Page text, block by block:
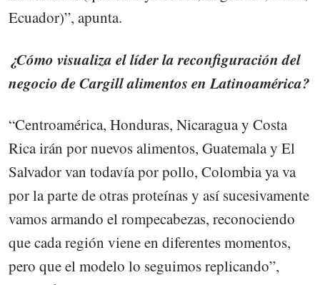
Ecuador)”, apunta.
¿Cómo visualiza el líder la reconfiguración del
negocio de Cargill alimentos en Latinoamérica?
“Centroamérica, Honduras, Nicaragua y Costa
Rica irán por nuevos alimentos, Guatemala y El
Salvador van todavía por pollo, Colombia ya va
por la parte de otras proteínas y así sucesivamente
vamos armando el rompecabezas, reconociendo
que cada región viene en diferentes momentos,
pero que el modelo lo seguimos replicando”,